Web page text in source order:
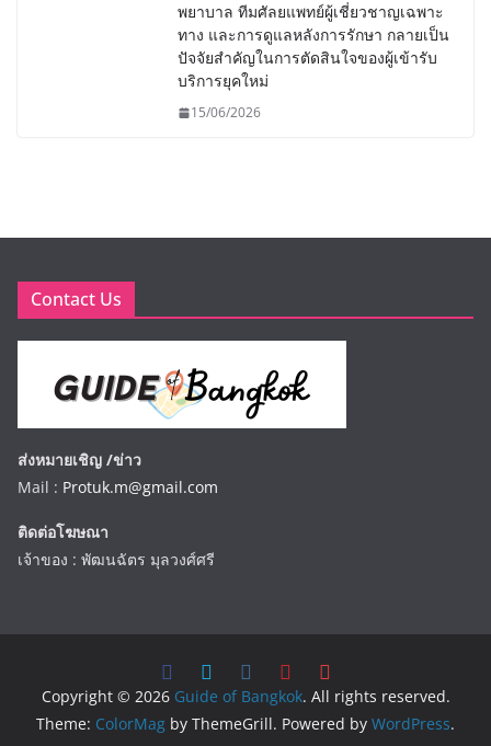
พยาบาล ทีมศัลยแพทย์ผู้เชี่ยวชาญเฉพาะ
ทาง และการดูแลหลังการรักษา กลายเป็น
ปัจจัยสำคัญในการตัดสินใจของผู้เข้ารับ
บริการยุคใหม่
15/06/2026
Contact Us
ส่งหมายเชิญ /ข่าว
Mail : Protuk.m@gmail.com
ติดต่อโฆษณา
เจ้าของ : พัฒนฉัตร มุลวงศ์ศรี
Copyright © 2026 Guide of Bangkok. All rights reserved.
Theme: ColorMag by ThemeGrill. Powered by WordPress.